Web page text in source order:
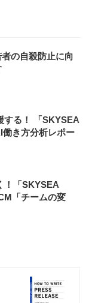
の自殺防止に向
する！ 「SKYSEA
き方分析レポー
！「SKYSEA
「チームの変